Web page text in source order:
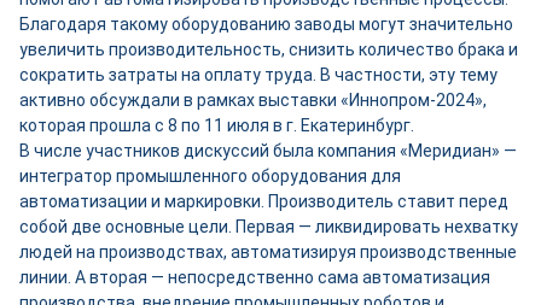
Благодаря такому оборудованию заводы могут значительно
увеличить производительность, снизить количество брака и
сократить затраты на оплату труда. В частности, эту тему
активно обсуждали в рамках выставки «Иннопром-2024»,
которая прошла с 8 по 11 июля в г. Екатеринбург.
В числе участников дискуссий была компания «Меридиан» —
интегратор промышленного оборудования для
автоматизации и маркировки. Производитель ставит перед
собой две основные цели. Первая — ликвидировать нехватку
людей на производствах, автоматизируя производственные
линии. А вторая — непосредственно сама автоматизация